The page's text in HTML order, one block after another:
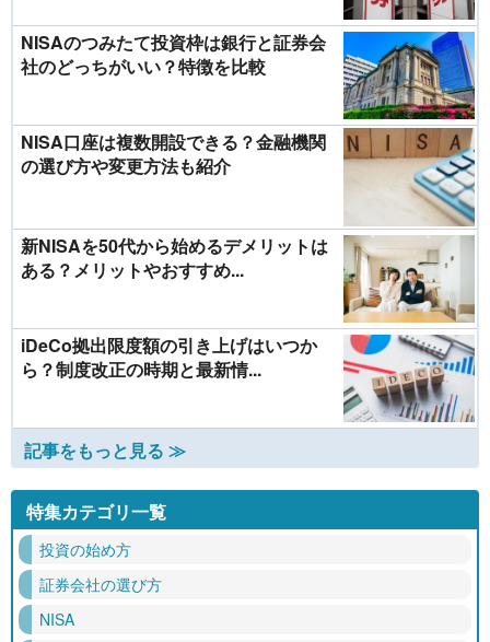
NISAのつみたて投資枠は銀行と証券会
社のどっちがいい？特徴を比較
NISA口座は複数開設できる？金融機関
の選び方や変更方法も紹介
新NISAを50代から始めるデメリットは
ある？メリットやおすすめ...
iDeCo拠出限度額の引き上げはいつか
ら？制度改正の時期と最新情...
記事をもっと見る ≫
特集カテゴリ一覧
投資の始め方
証券会社の選び方
NISA